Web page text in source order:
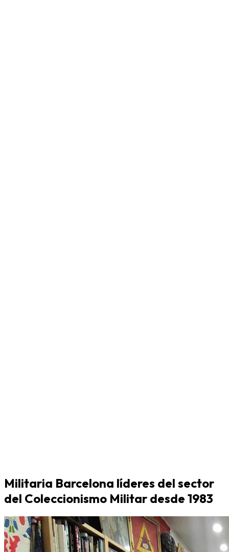
Militaria Barcelona líderes del sector
del Coleccionismo Militar desde 1983